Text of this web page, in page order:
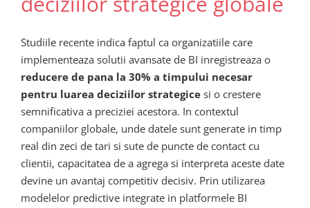
Studiile recente indica faptul ca organizatiile care
implementeaza solutii avansate de BI inregistreaza o
reducere de pana la 30% a timpului necesar
pentru luarea deciziilor strategice si o crestere
semnificativa a preciziei acestora. In contextul
companiilor globale, unde datele sunt generate in timp
real din zeci de tari si sute de puncte de contact cu
clientii, capacitatea de a agrega si interpreta aceste date
devine un avantaj competitiv decisiv. Prin utilizarea
modelelor predictive integrate in platformele BI